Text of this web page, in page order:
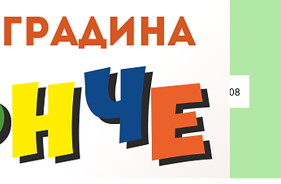
00:00 / 03:08